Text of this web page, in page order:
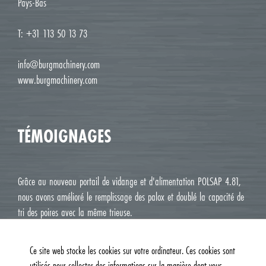
T: +31 113 50 13 73
info@burgmachinery.com
www.burgmachinery.com
TÉMOIGNAGES
Grâce au nouveau portail de vidange et d'alimentation POLSAP 4.81,
nous avons amélioré le remplissage des palox et doublé la capacité de
tri des poires avec la même trieuse.
Ce site web stocke les cookies sur votre ordinateur. Ces cookies sont